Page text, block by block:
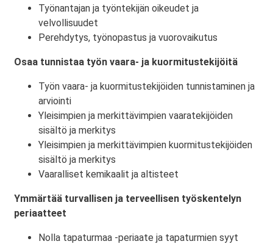
Työnantajan ja työntekijän oikeudet ja
velvollisuudet
Perehdytys, työnopastus ja vuorovaikutus
Osaa tunnistaa työn vaara- ja kuormitustekijöitä
Työn vaara- ja kuormitustekijöiden tunnistaminen ja
arviointi
Yleisimpien ja merkittävimpien vaaratekijöiden
sisältö ja merkitys
Yleisimpien ja merkittävimpien kuormitustekijöiden
sisältö ja merkitys
Vaaralliset kemikaalit ja altisteet
Ymmärtää turvallisen ja terveellisen työskentelyn
periaatteet
Nolla tapaturmaa -periaate ja tapaturmien syyt